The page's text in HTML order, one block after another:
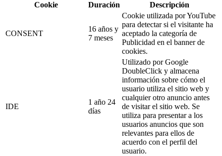
Cookie
Duración Descripción
CONSENT
16 años y
7 meses
Cookie utilizada por YouTube
para detectar si el visitante ha
aceptado la categoría de
Publicidad en el banner de
cookies.
IDE
1 año 24
días
Utilizado por Google
DoubleClick y almacena
información sobre cómo el
usuario utiliza el sitio web y
cualquier otro anuncio antes
de visitar el sitio web. Se
utiliza para presentar a los
usuarios anuncios que son
relevantes para ellos de
acuerdo con el perfil del
usuario.